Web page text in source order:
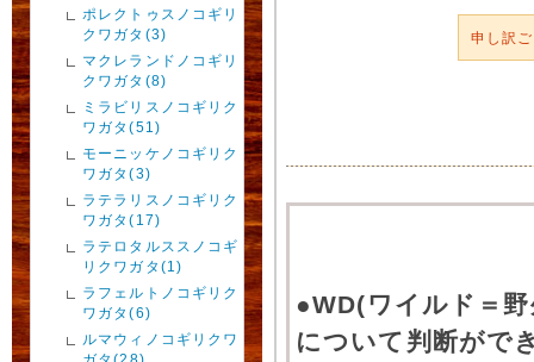
ポレクトゥスノコギリ
クワガタ(3)
マクレランドノコギリ
クワガタ(8)
ミラビリスノコギリク
ワガタ(51)
モーニッケノコギリク
ワガタ(3)
ラテラリスノコギリク
ワガタ(17)
ラテロタルススノコギ
リクワガタ(1)
ラフェルトノコギリク
ワガタ(6)
ルマウィノコギリクワ
申し訳
●WD(ワイルド＝
について判断がで